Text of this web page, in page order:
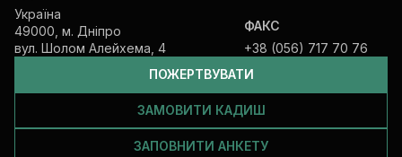
ПОЖЕРТВУВАТИ
ЗАМОВИТИ КАДИШ
ЗАПОВНИТИ АНКЕТУ
Україна
49000, м. Дніпро
вул. Шолом Алейхема, 4
ФАКС
+38 (056) 717 70 76